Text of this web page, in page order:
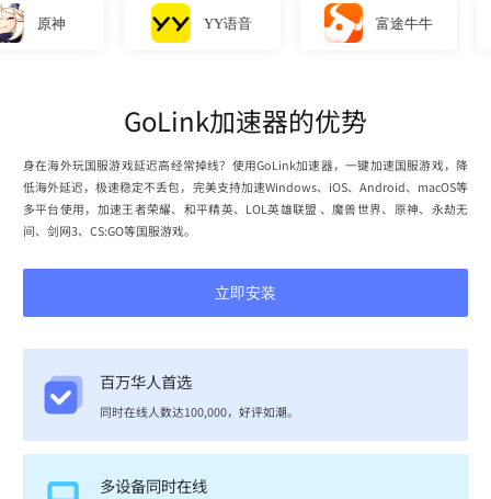
原神 YY语音 富途牛牛
GoLink加速器的优势
身在海外玩国服游戏延迟高经常掉线？使用GoLink加速器，一键加速国服游戏，降
低海外延迟，极速稳定不丢包，完美支持加速Windows、iOS、Android、macOS等
多平台使用，加速王者荣耀、和平精英、LOL英雄联盟 、魔兽世界、原神、永劫无
间、剑网3、CS:GO等国服游戏。
立即安装
百万华人首选
同时在线人数达100,000，好评如潮。
多设备同时在线